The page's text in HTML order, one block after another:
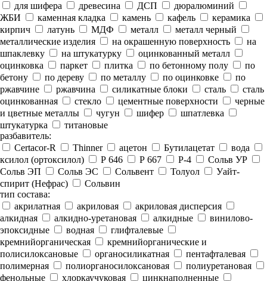
для шифера
древесина ДСП
дюралюминий
ЖБИ
каменная кладка камень кафель
керамика
кирпич
латунь МДФ металл
металл черный
металлические изделия
на окрашенную поверхность
на
шпаклевку
на штукатурку
оцинкованный металл
оцинковка
паркет плитка по бетонному полу
по
бетону
по дереву по металлу по оцинковке
по
ржавчине
ржавчина силикатные блоки сталь
сталь
оцинкованная
стекло цементные поверхности
черные
и цветные металлы
чугун шифер
шпатлевка
штукатурка
титановые
разбавитель:
Certacor-R
Thinner ацетон Бутилацетат
вода
ксилол (ортоксилол)
Р 646 Р 667 Р-4
Сольв УР
Сольв ЭП
Сольв ЭС Сольвент Толуол
Уайт-
спирит (Нефрас)
Сольвин
тип состава:
акрилатная
акриловая
акриловая дисперсия
алкидная
алкидно-уретановая алкидные
винилово-
эпоксидные
водная
глифталевые
кремнийорганическая
кремнийорганические и
полисилоксановые
органосиликатная
пентафталевая
полимерная
полиорганосилоксановая
полиуретановая
фенольные
хлоркаучуковая
цинкнаполненные